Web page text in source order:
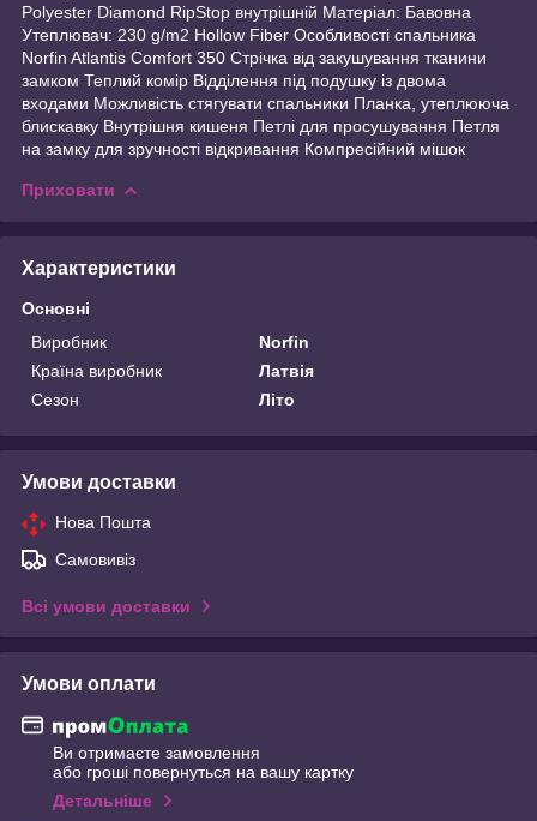
Polyester Diamond RipStop внутрішній Матеріал: Бавовна
Утеплювач: 230 g/m2 Hollow Fiber Особливості спальника
Norfin Atlantis Comfort 350 Стрічка від закушування тканини
замком Теплий комір Відділення під подушку із двома
входами Можливість стягувати спальники Планка, утеплююча
блискавку Внутрішня кишеня Петлі для просушування Петля
на замку для зручності відкривання Компресійний мішок
Приховати
Характеристики
Основні
Виробник
Norfin
Країна виробник
Латвія
Сезон
Літо
Умови доставки
Нова Пошта
Самовивіз
Всі умови доставки
Умови оплати
Ви отримаєте замовлення
або гроші повернуться на вашу картку
Детальніше